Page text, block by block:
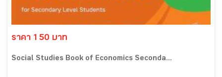
ราคา 150 บาท
Social Studies Book of Economics Seconda...